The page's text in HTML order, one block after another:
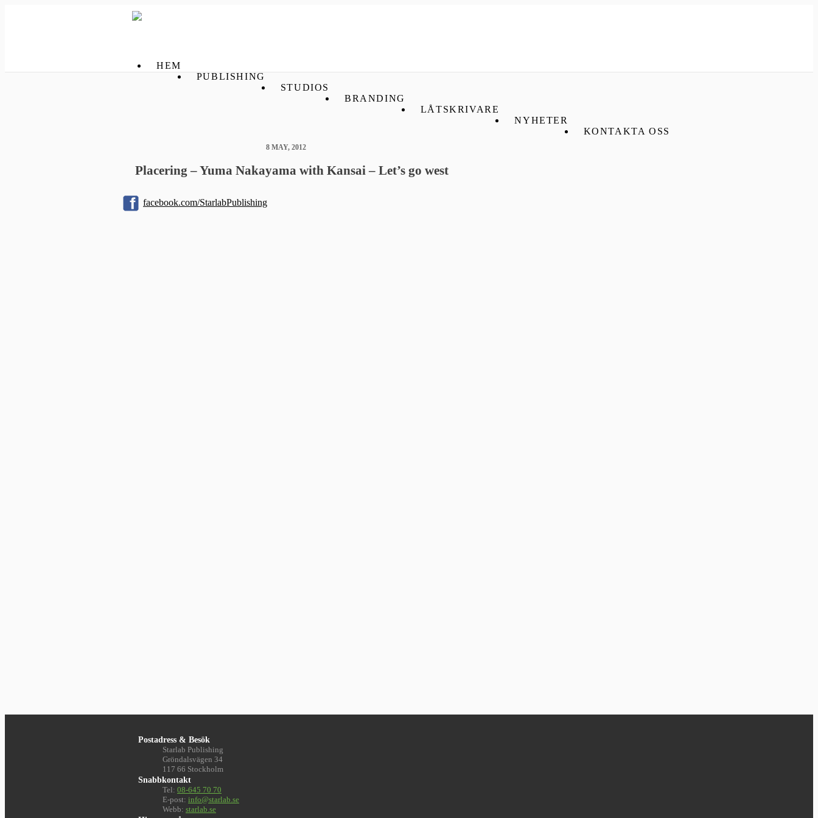
HEM
PUBLISHING
STUDIOS
BRANDING
LÅTSKRIVARE
NYHETER
KONTAKTA OSS
8 MAY, 2012
Placering – Yuma Nakayama with Kansai – Let’s go west
facebook.com/StarlabPublishing
Postadress & Besök
Starlab Publishing
Gröndalsvägen 34
117 66 Stockholm
Snabbkontakt
Tel: 08-645 70 70
E-post: info@starlab.se
Webb: starlab.se